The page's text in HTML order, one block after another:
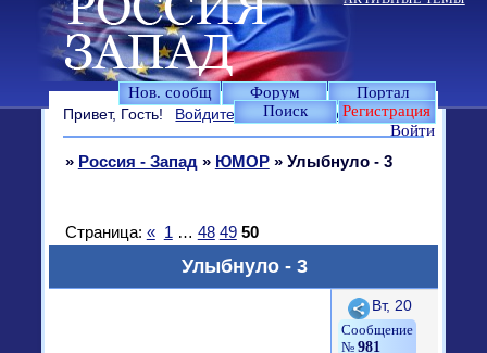
Нов. сообщ Форум
Портал
Поиск
Регистрация
Войти
Привет, Гость! Войдите илизарегистрируйтесь.
» Россия - Запад » ЮМОР » Улыбнуло - 3
Улыбнуло - 3
Страница: « 1 … 48 49 50
Поделиться
981
Вт, 20